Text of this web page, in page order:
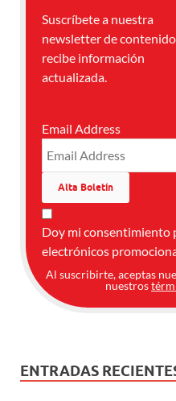
Suscríbete a nuestra
newsletter de
recibe información
actualizada.
Email Address
Doy mi consentimiento
electrónicos
Al suscribirte, aceptas
nuestros
ENTRADAS